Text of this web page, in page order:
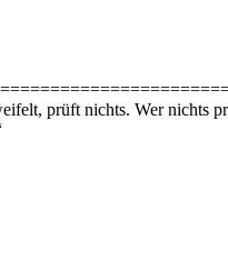
prüft nichts. Wer nichts